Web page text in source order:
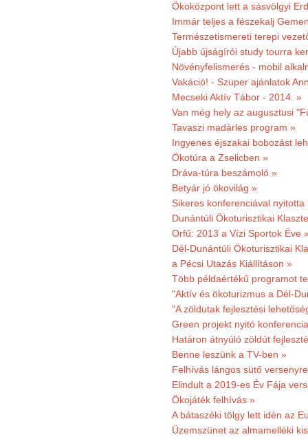
Ökoközpont lett a sásvölgyi
Immár teljes a fészekalj
Természetismereti terepi
Újabb újságírói study tourra
Növényfelismerés - mobil
Vakáció! - Szuper ajánlatok
Mecseki Aktív Tábor - 2014. »
Van még hely az augusztusi
Tavaszi madárles program »
Ingyenes éjszakai bobozást
Ökotúra a Zselicben »
Dráva-túra beszámoló »
Betyár jó ökovilág »
Sikeres konferenciával
Dunántúli Ökoturisztikai
Orfű: 2013 a Vízi Sportok Éve
Dél-Dunántúli Ökoturisztikai
a Pécsi Utazás Kiállításon »
Több példaértékű programot
"Aktív és ökoturizmus a Dél-
"A zöldutak fejlesztési
Green projekt nyitó
Határon átnyúló zöldút
Benne leszünk a TV-ben »
Felhívás lángos sütő
Elindult a 2019-es Év Fája
Ökojáték felhívás »
A bátaszéki tölgy lett idén az
Üzemszünet az almamelléki